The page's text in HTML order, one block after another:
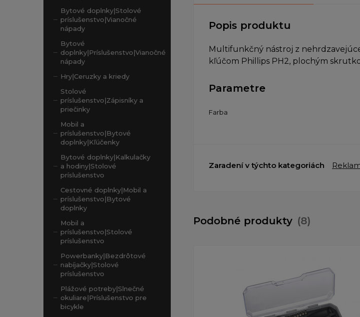
Bytové doplnky|Stolové
príslušenstvo|Vianočné
nápady
Bytové
doplnky|Príslušenstvo|Vianočné
nápady
Hry|Ceruzky a kriedy
Stolové
príslušenstvo|Zápisníky a
priečinky
Mobil a
príslušenstvo|Bytové
doplnky|Kľúčenky
Bytové doplnky|Kalkulačky
a hodiny|Stolové
príslušenstvo
Cestovné doplnky|Mobil a
príslušenstvo|Bytové
doplnky
Mobil a
príslušenstvo|Stolové
príslušenstvo
Powerbanky|Bezdrôtové
nabíjačky|Stolové
príslušenstvo
Plážové potreby|Slnečné
okuliare|Príslušenstvo pre
bicykle
Popis produktu
Multifunkčný nástroj z
kľúčom Phillips PH2, plochým
Parametre
Farba
Zaradení v týchto kategoriách
Podobné produkty (8)